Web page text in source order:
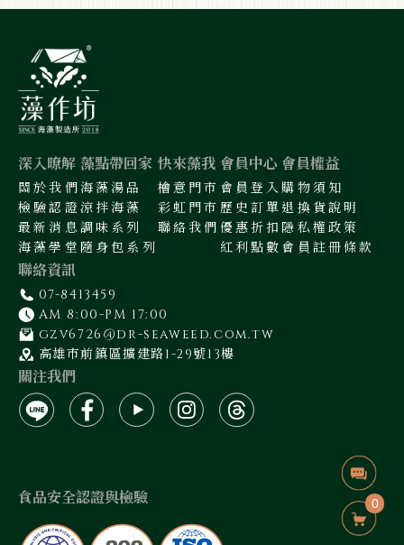
深入暸解
關於我們
檢驗認證
最新消息
海藻學堂
藻點帶回家
海藻湯品
涼拌海藻
調味系列
隨身包系列
快來藻我
檜意門市
彩虹門市
聯絡我們
會員中心
會員登入
歷史訂單
優惠折扣
紅利點數
會員權益
購物須知
退換貨說明
隱私權政策
會員註冊條款
聯絡資訊
07-8413459
AM 8:00-PM 17:00
gzv6726@dr-seaweed.com.tw
高雄市前鎮區擴建路1-29號13樓
關注我們
食品安全認證與檢驗 0